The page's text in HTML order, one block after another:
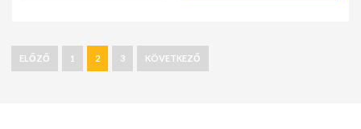
ELŐZŐ 1 2 3 KÖVETKEZŐ